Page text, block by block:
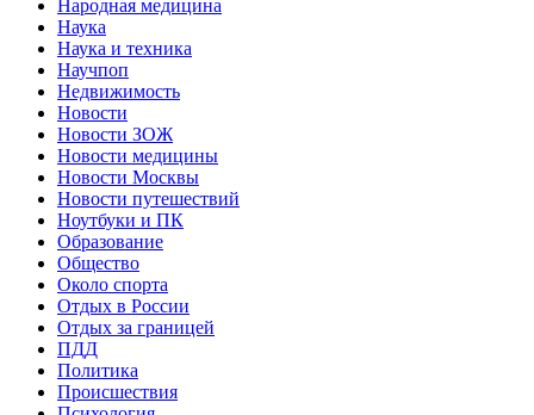
Народная медицина
Наука
Наука и техника
Научпоп
Недвижимость
Новости
Новости ЗОЖ
Новости медицины
Новости Москвы
Новости путешествий
Ноутбуки и ПК
Образование
Общество
Около спорта
Отдых в России
Отдых за границей
ПДД
Политика
Происшествия